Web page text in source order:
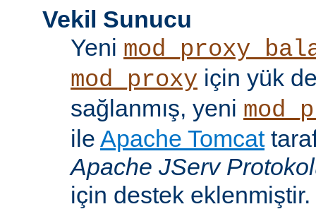
Vekil Sunucu
Yeni
mod_proxy için yük
sağlanmış, yeni
ile Apache Tomcat
Apache JServ
için destek eklenmiştir.